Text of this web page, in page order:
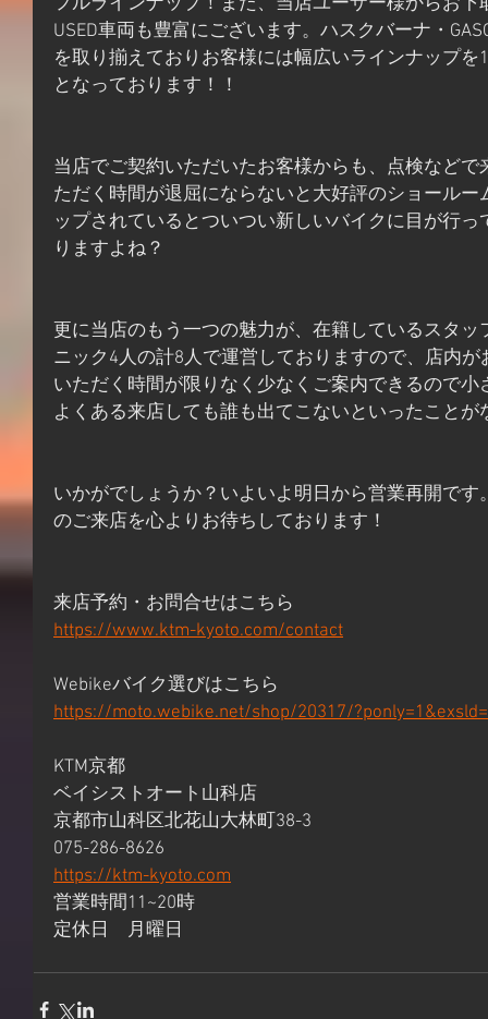
フルラインナップ！また、当店ユーザー様からお
USED車両も豊富にございます。ハスクバーナ・
を取り揃えておりお客様には幅広いラインナップ
となっております！！
当店でご契約いただいたお客様からも、点検など
ただく時間が退屈にならないと大好評のショール
ップされているとついつい新しいバイクに目が行
りますよね？
更に当店のもう一つの魅力が、在籍しているスタ
ニック4人の計8人で運営しておりますので、店内
いただく時間が限りなく少なくご案内できるので
よくある来店しても誰も出てこないといったことが
いかがでしょうか？いよいよ明日から営業再開で
のご来店を心よりお待ちしております！
来店予約・お問合せはこちら
https://www.ktm-kyoto.com/contact
Webikeバイク選びはこちら
https://moto.webike.net/shop/20317/
KTM京都
ベイシストオート山科店
京都市山科区北花山大林町38-3
075-286-8626
https://ktm-kyoto.com
営業時間11~20時
定休日　月曜日